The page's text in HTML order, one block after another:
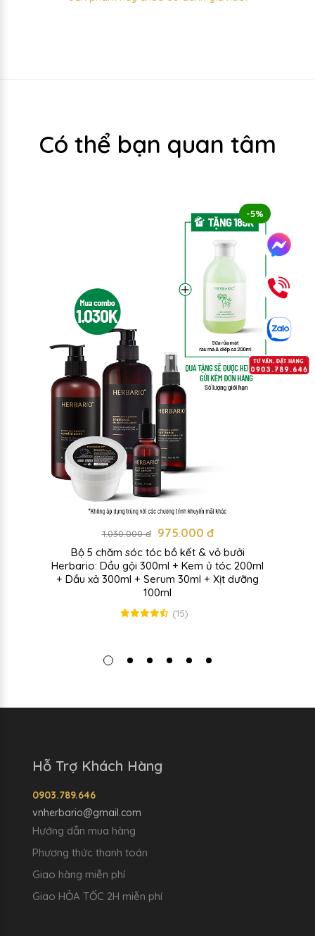
Có thể bạn quan tâm
-5%
1.030.000 đ 975.000 đ
Bộ 5 chăm sóc tóc bồ kết & vỏ bưởi
Herbario: Dầu gội 300ml + Kem ủ tóc 200ml
+ Dầu xả 300ml + Serum 30ml + Xịt dưỡng
100ml
(15)
Hỗ Trợ Khách Hàng
0903.789.646
vnherbario@gmail.com
Hướng dẫn mua hàng
Phương thức thanh toán
Giao hàng miễn phí
Giao HỎA TỐC 2H miễn phí